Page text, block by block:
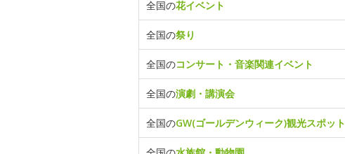
全国の花イベント
全国の祭り
全国のコンサート・音楽関連イベント
全国の演劇・講演会
全国のGW(ゴールデンウィーク)観光スポット